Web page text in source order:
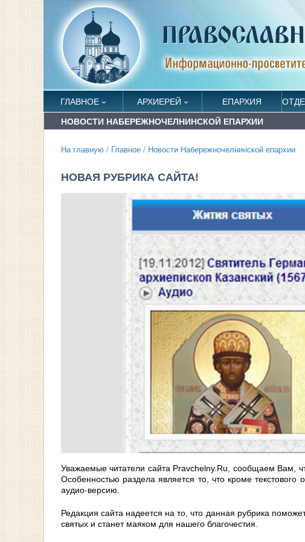
ГЛАВНОЕ АРХИЕРЕЙ ЕПАРХИЯ
НОВОСТИ НАБЕРЕЖНОЧЕЛНИНСКОЙ ЕПАРХИИ
На главную / Главное / Новости Набережночелнинской епархии
НОВАЯ РУБРИКА САЙТА!
Уважаемые читатели сайта Pravchelny.Ru, сообщаем Вам,
Особенностью раздела является то, что кроме
аудио-версию.
Редакция сайта надеется на то, что данная рубрика
святых и станет маяком для нашего благочестия.